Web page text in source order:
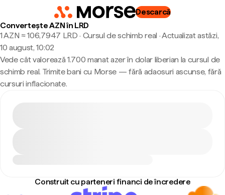
Descarcă
Convertește AZN în LRD
1 AZN ≈ 106,7947 LRD · Cursul de schimb real ·Actualizat astăzi,
10 august, 10:02
Vede cât valorează 1.700 manat azer în dolar liberian la cursul de
schimb real. Trimite bani cu Morse — fără adaosuri ascunse, fără
cursuri inflacionate.
Construit cu parteneri financi de încredere